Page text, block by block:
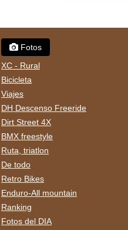
Fotos
XC - Rural
Bicicleta
Viajes
DH Descenso Freeride
Dirt Street 4X
BMX freestyle
Ruta, triatlon
De todo
Retro Bikes
Enduro-All mountain
Ranking
Fotos del DIA